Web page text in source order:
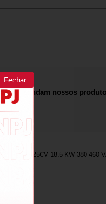
recomendam nossos
25CV 18.5 KW 380-460
Fechar